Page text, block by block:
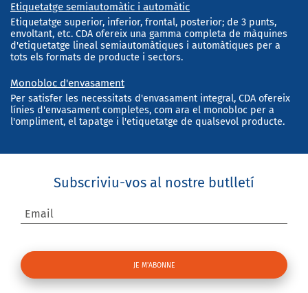
Etiquetatge semiautomàtic i automàtic
Etiquetatge superior, inferior, frontal, posterior; de 3 punts,
envoltant, etc. CDA ofereix una gamma completa de màquines
d'etiquetatge lineal semiautomàtiques i automàtiques per a
tots els formats de producte i sectors.
Monobloc d'envasament
Per satisfer les necessitats d'envasament integral, CDA ofereix
línies d'envasament completes, com ara el monobloc per a
l'ompliment, el tapatge i l'etiquetatge de qualsevol producte.
Subscriviu-vos al nostre butlletí
Email